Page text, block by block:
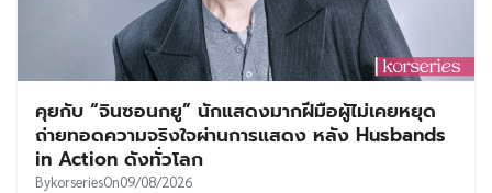
คุยกับ “จินซอนกยู” นักแสดงมากฝีมือผู้ไม่เคยหยุด
ถ่ายทอดความจริงใจผ่านการแสดง หลัง Husbands
in Action ดังทั่วโลก
BykorseriesOn09/08/2026